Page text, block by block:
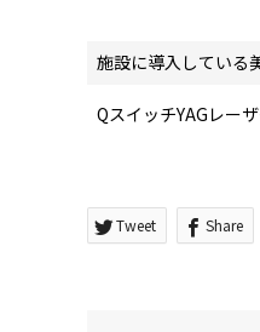
施設に導入している
QスイッチYAGレー
Tweet Share